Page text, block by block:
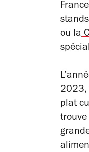
ou la
2023,
plat